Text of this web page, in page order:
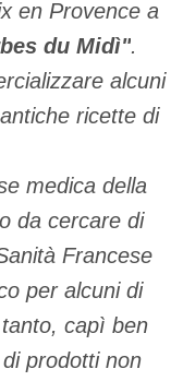
en Provence a
du Midì".
alcuni
ricette di
medica della
da cercare di
Francese
per alcuni di
capì ben
prodotti non